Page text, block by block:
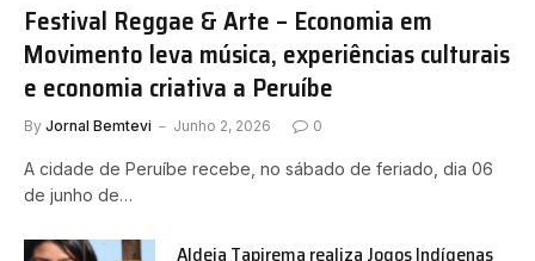
Festival Reggae & Arte – Economia em
Movimento leva música, experiências culturais
e economia criativa a Peruíbe
By Jornal Bemtevi Junho 2, 2026 0
A cidade de Peruíbe recebe, no sábado de feriado, dia 06
de junho de…
Aldeia Tapirema realiza Jogos Indígenas